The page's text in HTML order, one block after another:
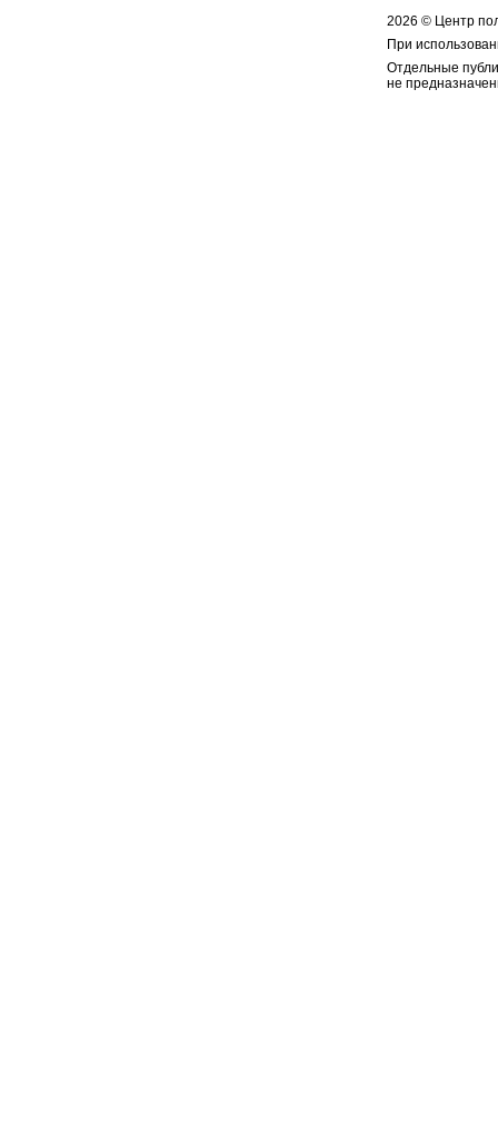
2026 © Центр
При
Отдельные
не